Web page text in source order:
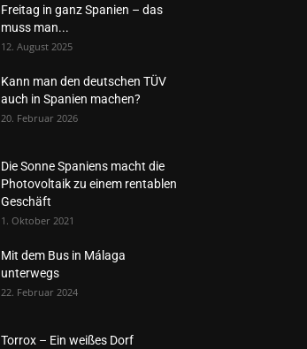
Freitag in ganz Spanien – das
muss man...
12. August 2025
Kann man den deutschen TÜV
auch in Spanien machen?
20. Februar 2026
Die Sonne Spaniens macht die
Photovoltaik zu einem rentablen
Geschäft
1. Oktober 2021
Mit dem Bus in Málaga
unterwegs
22. Februar 2024
Torrox – Ein weißes Dorf